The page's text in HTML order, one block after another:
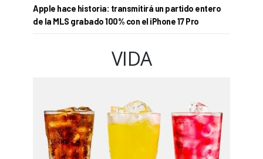
Apple hace historia: transmitirá un partido entero
de la MLS grabado 100% con el iPhone 17 Pro
VIDA